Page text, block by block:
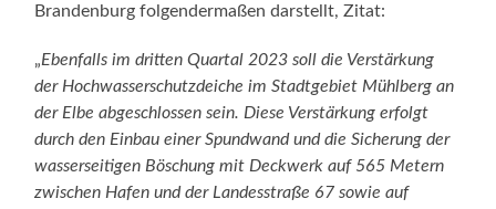
Brandenburg folgendermaßen darstellt, Zitat:
„Ebenfalls im dritten Quartal 2023 soll die Verstärkung
der Hochwasserschutzdeiche im Stadtgebiet Mühlberg an
der Elbe abgeschlossen sein. Diese Verstärkung erfolgt
durch den Einbau einer Spundwand und die Sicherung der
wasserseitigen Böschung mit Deckwerk auf 565 Metern
zwischen Hafen und der Landesstraße 67 sowie auf